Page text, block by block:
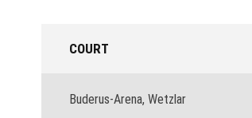
COURT
Buderus-Arena, Wetzlar